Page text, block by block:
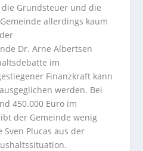
Grundsteuer und die
allerdings kaum
Dr. Arne Albertsen
im
Finanzkraft kann
werden. Bei
450.000 Euro im
der Gemeinde wenig
Plucas aus der